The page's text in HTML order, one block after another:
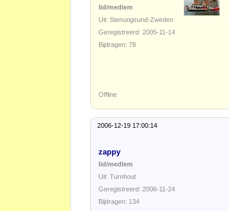
lid/medlem
Uit: Stenungsund-Zweden
Geregistreerd: 2005-11-14
Bijdragen: 78
Offline
2006-12-19 17:00:14
zappy
lid/medlem
Uit: Turnhout
Geregistreerd: 2006-11-24
Bijdragen: 134